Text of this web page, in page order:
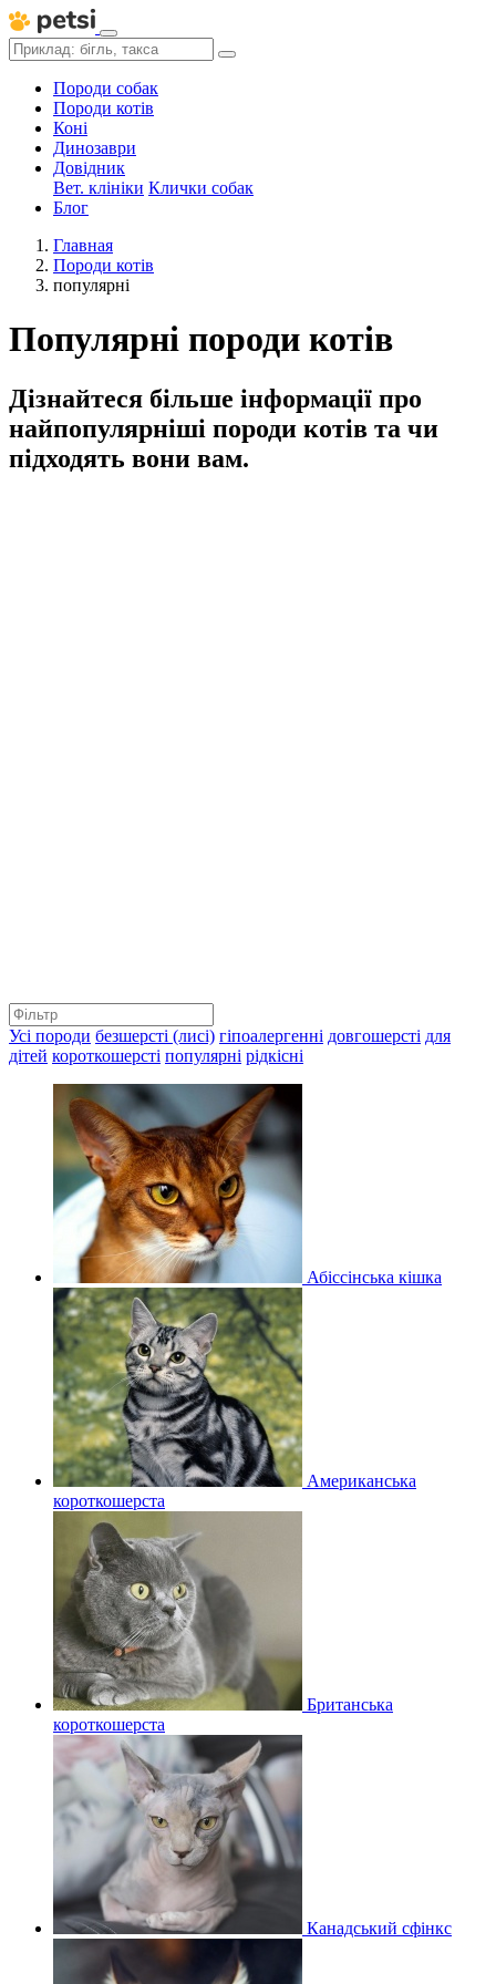
Породи собак
Породи котів
Коні
Динозаври
Довідник
Вет. клініки Клички собак
Блог
Главная
Породи котів
популярні
Популярні породи котів
Дізнайтеся більше інформації про
найпопулярніші породи котів та чи
підходять вони вам.
Усі породи безшерсті (лисі) гіпоалергенні довгошерсті для
дітей короткошерсті популярні рідкісні
Абіссінська кішка
Американська
короткошерста
Британська
короткошерста
Канадський сфінкс